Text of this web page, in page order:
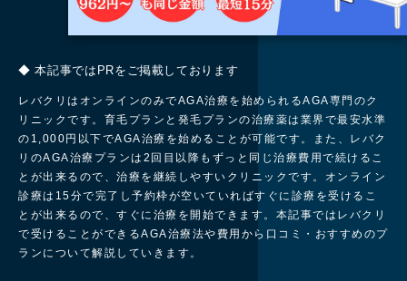
◆ 本記事ではPRをご掲載しております
レバクリはオンラインのみでAGA治療を始められるAGA専門のク
リニックです。育毛プランと発毛プランの治療薬は業界で最安水準
の1,000円以下でAGA治療を始めることが可能です。また、レバク
リのAGA治療プランは2回目以降もずっと同じ治療費用で続けるこ
とが出来るので、治療を継続しやすいクリニックです。オンライン
診療は15分で完了し予約枠が空いていればすぐに診療を受けるこ
とが出来るので、すぐに治療を開始できます。 本記事ではレバクリ
で受けることができるAGA治療法や費用から口コミ・おすすめのプ
ランについて解説していきます。